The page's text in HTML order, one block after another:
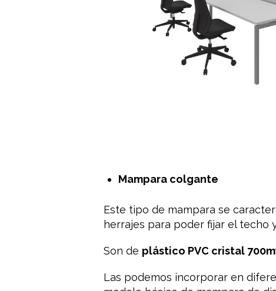
Mampara colgante
Este tipo de mampara se
herrajes para poder fijar el techo
Son de plástico PVC cristal
Las podemos incorporar en